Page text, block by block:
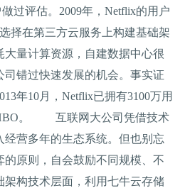
过评估。2009年，Netflix的用户
择在第三方云服务上构建基础架
量计算资源，自建数据中心很
错过快速发展的机会。事实证
年10月，Netflix已拥有3100万用
。 互联网大公司凭借技术
营多年的生态系统。但也别忘
原则，自会鼓励不同规模、不
架构技术层面，利用七牛云存储